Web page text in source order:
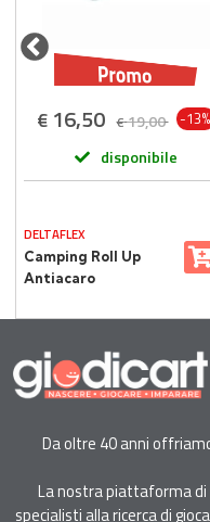
€ 16,50 €19,00 -13%
disponibile
DELTAFLEX
Camping Roll Up
Antiacaro
Da oltre 40 anni
La nostra piattaforma di
specialisti alla ricerca di